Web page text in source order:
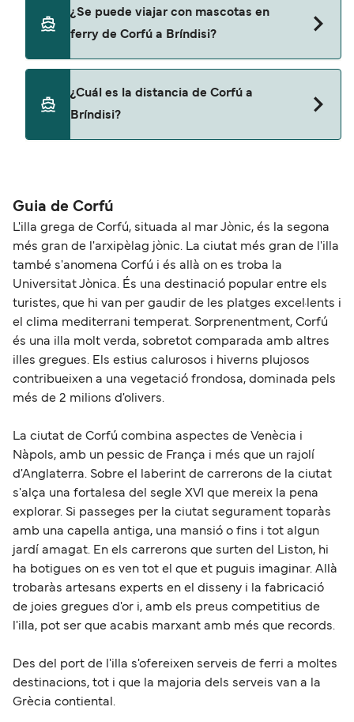
Bríndisi con
¿Se puede viajar con mascotas en
ferry de Corfú a Bríndisi?
ferry. Puede que necesites el pasaporte de tus
puedes viajar con mascotas con:
¿Cuál es la distancia de Corfú a
Bríndisi?
Guia de Corfú
L'illa grega de Corfú, situada al mar Jònic, és la segona
més gran de l'arxipèlag jònic. La ciutat més gran de l'illa
també s'anomena Corfú i és allà on es troba la
Universitat Jònica. És una destinació popular entre els
turistes, que hi van per gaudir de les platges excel·lents i
el clima mediterrani temperat. Sorprenentment, Corfú
és una illa molt verda, sobretot comparada amb altres
illes gregues. Els estius calurosos i hiverns plujosos
contribueixen a una vegetació frondosa, dominada pels
més de 2 milions d'olivers.
La ciutat de Corfú combina aspectes de Venècia i
Nàpols, amb un pessic de França i més que un rajolí
d'Anglaterra. Sobre el laberint de carrerons de la ciutat
s'alça una fortalesa del segle XVI que mereix la pena
explorar. Si passeges per la ciutat segurament toparàs
amb una capella antiga, una mansió o fins i tot algun
jardí amagat. En els carrerons que surten del Liston, hi
ha botigues on es ven tot el que et puguis imaginar. Allà
trobaràs artesans experts en el disseny i la fabricació
de joies gregues d'or i, amb els preus competitius de
l'illa, pot ser que acabis marxant amb més que records.
Des del port de l'illa s'ofereixen serveis de ferri a moltes
destinacions, tot i que la majoria dels serveis van a la
Grècia contiental.